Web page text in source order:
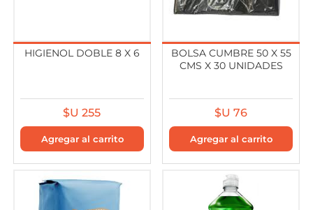
HIGIENOL DOBLE 8 X 6
$U 255
BOLSA CUMBRE 50 X 55
CMS X 30 UNIDADES
$U 76